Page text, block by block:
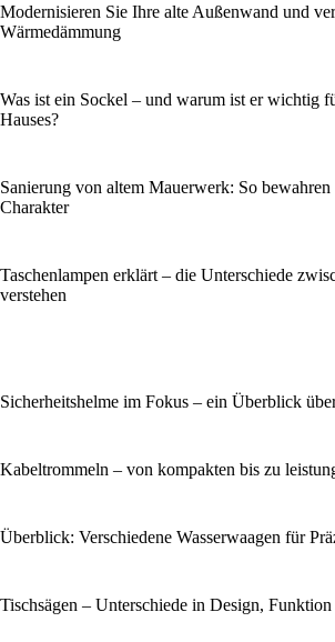
Modernisieren Sie Ihre alte Außenwand und
Wärmedämmung
Was ist ein Sockel – und warum ist er wichtig
Hauses?
Sanierung von altem Mauerwerk: So
Charakter
Taschenlampen erklärt – die Unterschiede
verstehen
Sicherheitshelme im Fokus – ein Überblick
Kabeltrommeln – von kompakten bis zu
Überblick: Verschiedene Wasserwaagen für
Tischsägen – Unterschiede in Design,